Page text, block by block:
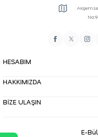
HESABIM
HAKKIMIZDA
BİZE ULAŞIN
E-